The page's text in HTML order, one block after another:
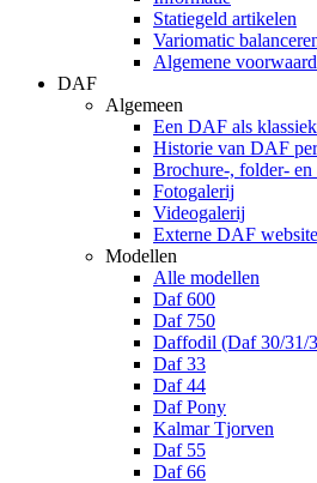
Statiegeld artikelen
Variomatic
Algemene
DAF
Algemeen
Een DAF als
Historie van DAF
Brochure-, folder- en
Fotogalerij
Videogalerij
Externe DAF
Modellen
Alle modellen
Daf 600
Daf 750
Daffodil (Daf 30/31/
Daf 33
Daf 44
Daf Pony
Kalmar Tjorven
Daf 55
Daf 66